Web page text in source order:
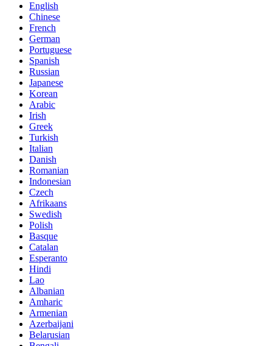
English
Chinese
French
German
Portuguese
Spanish
Russian
Japanese
Korean
Arabic
Irish
Greek
Turkish
Italian
Danish
Romanian
Indonesian
Czech
Afrikaans
Swedish
Polish
Basque
Catalan
Esperanto
Hindi
Lao
Albanian
Amharic
Armenian
Azerbaijani
Belarusian